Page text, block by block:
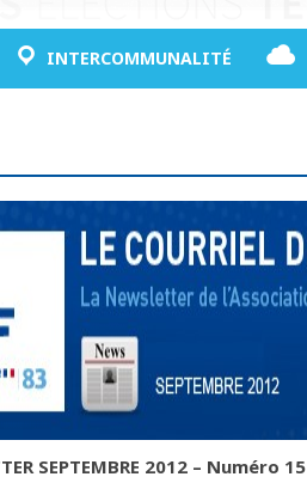
INTERCOMMUNALITÉ
SEPTEMBRE 2012 – Numéro 15